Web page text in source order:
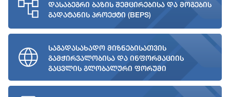
დასაბეგრი ბაზის შემცირებისა და მოგების
გადატანის პროექტი (BEPS)
საგადასახადო მიზნებისათვის
გამჭირვალობისა და ინფორმაციის
გაცვლის გლობალური ფორუმი